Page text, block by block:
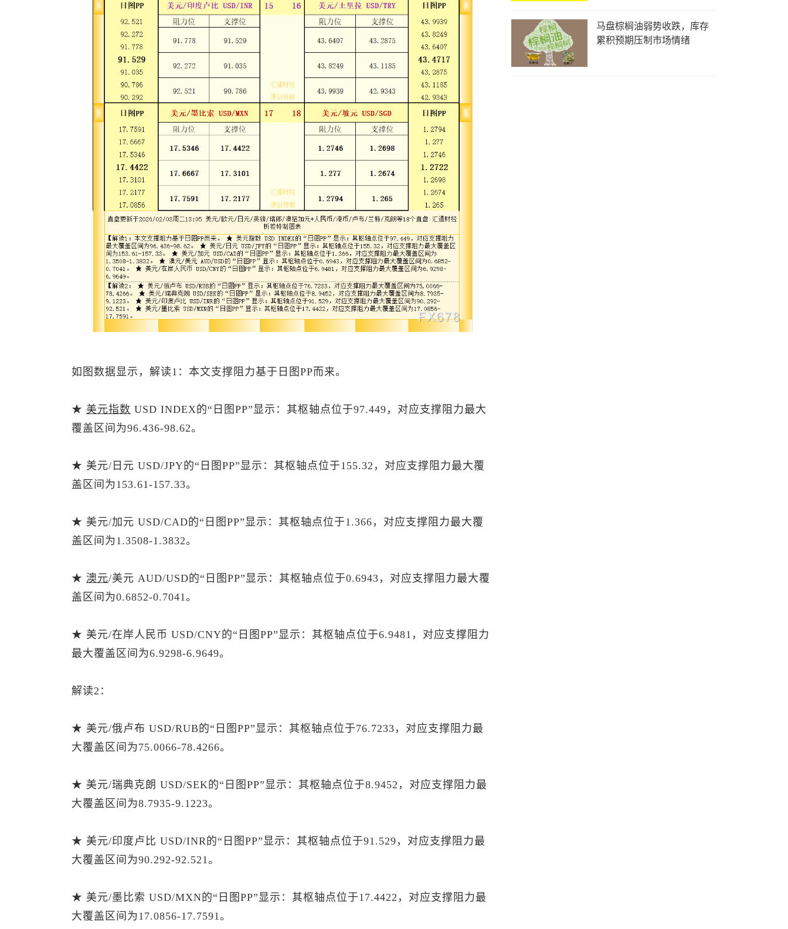
如图数据显示，解读1：本文支撑阻力基于日图PP而来。
★ 美元指数 USD INDEX的“日图PP”显示：其枢轴点位于97.449，对应支撑阻力最大
覆盖区间为96.436-98.62。
★ 美元/日元 USD/JPY的“日图PP”显示：其枢轴点位于155.32，对应支撑阻力最大覆
盖区间为153.61-157.33。
★ 美元/加元 USD/CAD的“日图PP”显示：其枢轴点位于1.366，对应支撑阻力最大覆
盖区间为1.3508-1.3832。
★ 澳元/美元 AUD/USD的“日图PP”显示：其枢轴点位于0.6943，对应支撑阻力最大覆
盖区间为0.6852-0.7041。
★ 美元/在岸人民币 USD/CNY的“日图PP”显示：其枢轴点位于6.9481，对应支撑阻力
最大覆盖区间为6.9298-6.9649。
解读2：
★ 美元/俄卢布 USD/RUB的“日图PP”显示：其枢轴点位于76.7233，对应支撑阻力最
大覆盖区间为75.0066-78.4266。
★ 美元/瑞典克朗 USD/SEK的“日图PP”显示：其枢轴点位于8.9452，对应支撑阻力最
大覆盖区间为8.7935-9.1223。
★ 美元/印度卢比 USD/INR的“日图PP”显示：其枢轴点位于91.529，对应支撑阻力最
大覆盖区间为90.292-92.521。
★ 美元/墨比索 USD/MXN的“日图PP”显示：其枢轴点位于17.4422，对应支撑阻力最
大覆盖区间为17.0856-17.7591。
马盘棕榈油弱势收跌，库存
累积预期压制市场情绪